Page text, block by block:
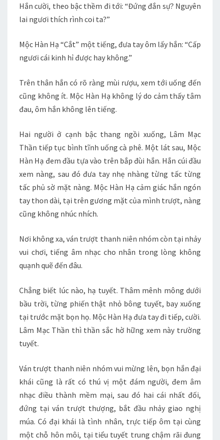
Hắn cười, theo bậc thềm đi tới: “Đứng đắn sự? Nguyên
lai ngươi thích rình coi ta?”
Mộc Hàn Hạ “Cắt” một tiếng, đưa tay ôm lấy hắn: “Cấp
ngươi cái kinh hỉ được hay không.”
Trên thân hắn có rõ ràng mùi rượu, xem tới uống đến
cũng không ít. Mộc Hàn Hạ không lý do cảm thấy tâm
đau, ôm hắn không lên tiếng.
Hai người ở cạnh bậc thang ngồi xuống, Lâm Mạc
Thần tiếp tục bình tĩnh uống cà phê. Một lát sau, Mộc
Hàn Hạ đem đầu tựa vào trên bắp đùi hắn. Hắn cúi đầu
xem nàng, sau đó đưa tay nhẹ nhàng từng tấc từng
tấc phủ sờ mặt nàng. Mộc Hàn Hạ cảm giác hắn ngón
tay thon dài, tại trên gương mặt của mình trượt, nàng
cũng không nhúc nhích.
Nơi không xa, ván trượt thanh niên nhóm còn tại nhảy
vui chơi, tiếng âm nhạc cho nhân trong lòng không
quạnh quẽ đến đâu.
Chẳng biết lúc nào, hạ tuyết. Thâm mênh mông dưới
bầu trời, từng phiến thật nhỏ bông tuyết, bay xuống
tại trước mặt bọn họ. Mộc Hàn Hạ đưa tay đi tiếp, cười.
Lâm Mạc Thần thì thần sắc hờ hững xem này trường
tuyết.
Ván trượt thanh niên nhóm vui mừng lên, bọn hắn đại
khái cũng là rất có thú vị một đám người, đem âm
nhạc điều thành mềm mại, sau đó hai cái nhất đối,
đứng tại ván trượt thượng, bắt đầu nhảy giao nghị
múa. Có đại khái là tình nhân, trực tiếp ôm tại cùng
một chỗ hôn môi, tại tiểu tuyết trung chậm rãi đung